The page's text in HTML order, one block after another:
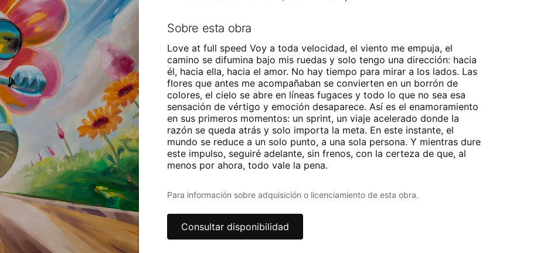
Sobre esta obra
Love at full speed Voy a toda velocidad, el viento me empuja, el
camino se difumina bajo mis ruedas y solo tengo una dirección: hacia
él, hacia ella, hacia el amor. No hay tiempo para mirar a los lados. Las
flores que antes me acompañaban se convierten en un borrón de
colores, el cielo se abre en líneas fugaces y todo lo que no sea esa
sensación de vértigo y emoción desaparece. Así es el enamoramiento
en sus primeros momentos: un sprint, un viaje acelerado donde la
razón se queda atrás y solo importa la meta. En este instante, el
mundo se reduce a un solo punto, a una sola persona. Y mientras dure
este impulso, seguiré adelante, sin frenos, con la certeza de que, al
menos por ahora, todo vale la pena.
Para información sobre adquisición o licenciamiento de esta obra.
Consultar disponibilidad